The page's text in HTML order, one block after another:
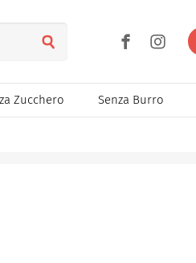
Zucchero Senza Burro